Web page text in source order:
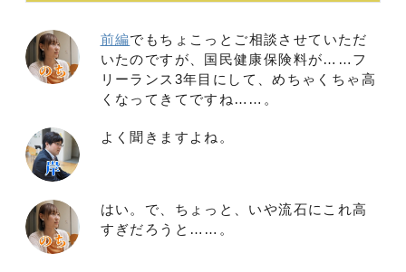
前編でもちょこっとご相談させていただ
いたのですが、国民健康保険料が……フ
リーランス3年目にして、めちゃくちゃ高
くなってきてですね……。
よく聞きますよね。
はい。で、ちょっと、いや流石にこれ高
すぎだろうと……。